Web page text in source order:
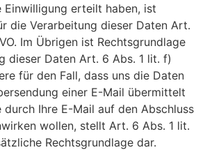
Einwilligung erteilt haben, ist
die Verarbeitung dieser Daten Art.
Im Übrigen ist Rechtsgrundlage
dieser Daten Art. 6 Abs. 1 lit. f)
für den Fall, dass uns die Daten
einer E-Mail übermittelt
durch Ihre E-Mail auf den Abschluss
wollen, stellt Art. 6 Abs. 1 lit.
Rechtsgrundlage dar.